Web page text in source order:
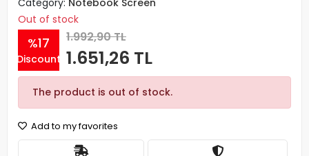
Category: Notebook Screen
Out of stock
%17
Discount
1.992,90 TL
1.651,26 TL
The product is out of stock.
Add to my favorites